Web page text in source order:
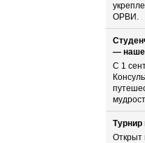
ОРВИ.
— наше
С 1
Турнир
Открыт